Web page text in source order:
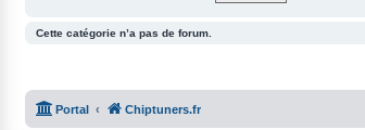
Cette catégorie n’a pas de forum.
Portal Chiptuners.fr